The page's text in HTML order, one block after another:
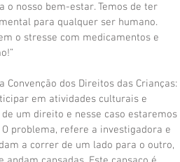
o nosso bem-estar. Temos de ter
para qualquer ser humano.
o stresse com medicamentos e
dos Direitos das Crianças:
em atividades culturais e
um direito e nesse caso estaremos
problema, refere a investigadora e
a correr de um lado para o outro,